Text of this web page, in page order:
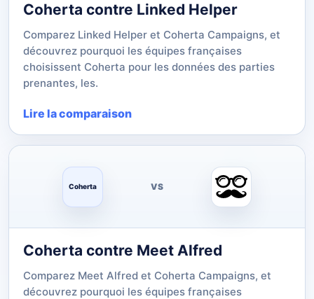
Coherta contre Linked Helper
Comparez Linked Helper et Coherta Campaigns, et
découvrez pourquoi les équipes françaises
choisissent Coherta pour les données des parties
prenantes, les.
Lire la comparaison
Coherta VS
Coherta contre Meet Alfred
Comparez Meet Alfred et Coherta Campaigns, et
découvrez pourquoi les équipes françaises